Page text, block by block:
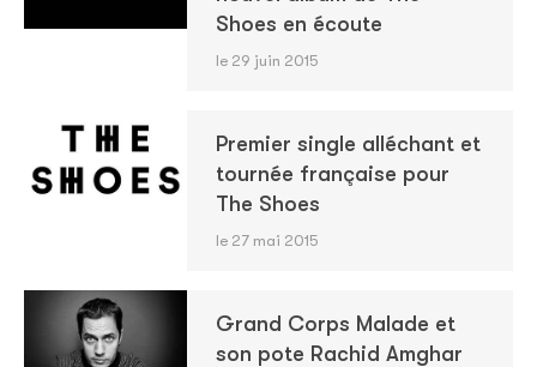
Shoes en écoute
le 29 juin 2015
Premier single alléchant et
tournée française pour
The Shoes
le 27 mai 2015
Grand Corps Malade et
son pote Rachid Amghar